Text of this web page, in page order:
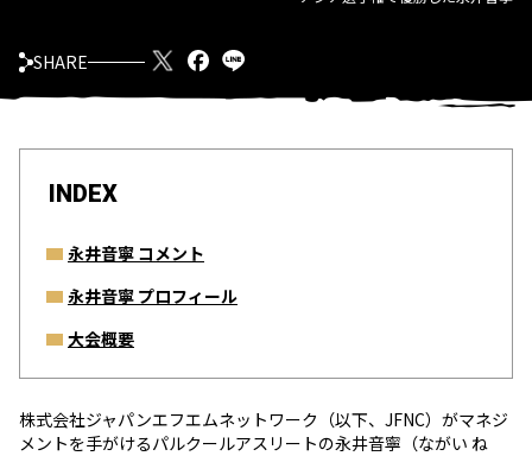
SHARE
INDEX
永井音寧 コメント
永井音寧 プロフィール
大会概要
株式会社ジャパンエフエムネットワーク（以下、JFNC）がマネジ
メントを手がけるパルクールアスリートの永井音寧（ながい ね